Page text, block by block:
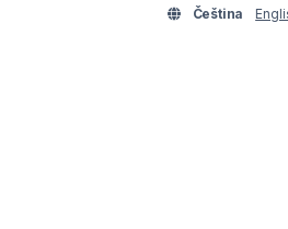
Čeština